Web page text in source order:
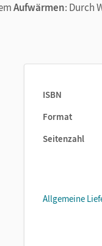
Aufwärmen: Durch
Lösungen.
ISBN
Format
Seitenzahl
Allgemeine